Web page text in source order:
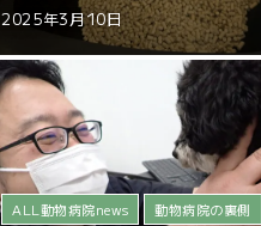
2025年3月10日
ALL動物病院news
動物病院の裏側